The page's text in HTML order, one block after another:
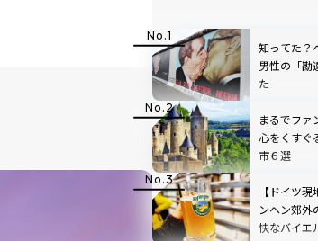
知ってた？
男性の「勘
た
まるでファ
心をくすぐ
市６選
【ドイツ
ンヘン郊外
快なバイエ